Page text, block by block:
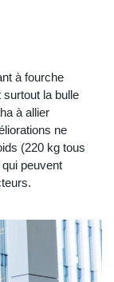
à fourche
surtout la bulle
à allier
ne
(220 kg tous
peuvent